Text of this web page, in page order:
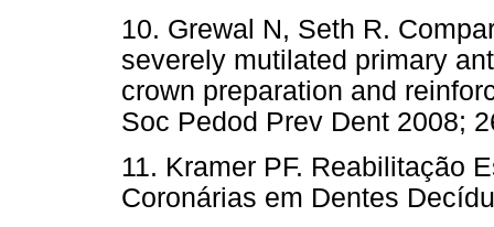
10. Grewal N, Seth R.
severely mutilated primary
crown preparation and
Soc Pedod Prev Dent 2008;
11. Kramer PF. Reabilitação
Coronárias em Dentes